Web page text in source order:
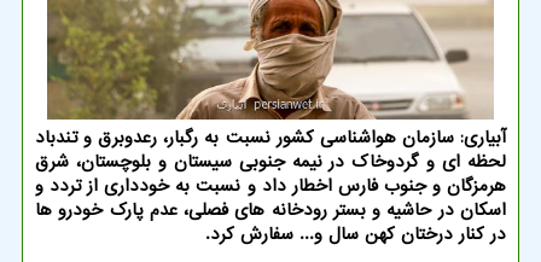
آبیاری: سازمان هواشناسی کشور نسبت به رگبار، رعدوبرق و تندباد
لحظه ای و گردوخاک در نیمه جنوبی سیستان و بلوچستان، شرق
هرمزگان و جنوب فارس اخطار داد و نسبت به خودداری از تردد و
اسکان در حاشیه و بستر رودخانه های فصلی، عدم پارک خودرو ها
در کنار درختان کهن سال و... سفارش کرد.